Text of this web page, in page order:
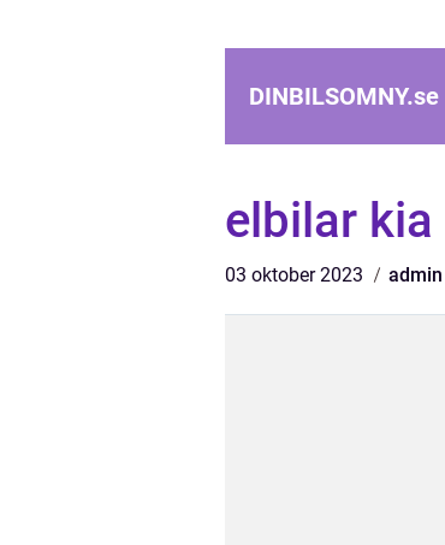
DINBILSOMNY.se
elbilar kia
03 oktober 2023 admin